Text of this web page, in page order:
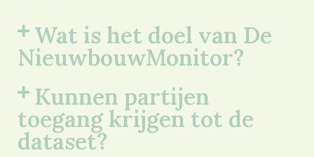
Wat is het doel van De
NieuwbouwMonitor?
Kunnen partijen
toegang krijgen tot de
dataset?